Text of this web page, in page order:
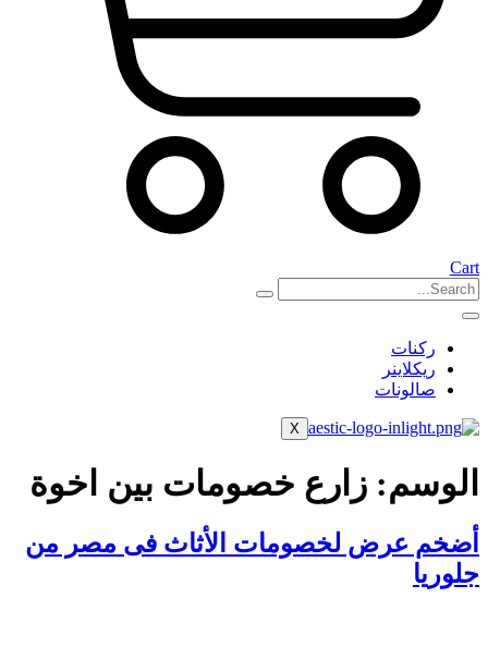
Cart
ركنات
ريكلاينر
صالونات
X
الوسم: زارع خصومات بين اخوة
أضخم عرض لخصومات الأثاث فى مصر من
جلوريا